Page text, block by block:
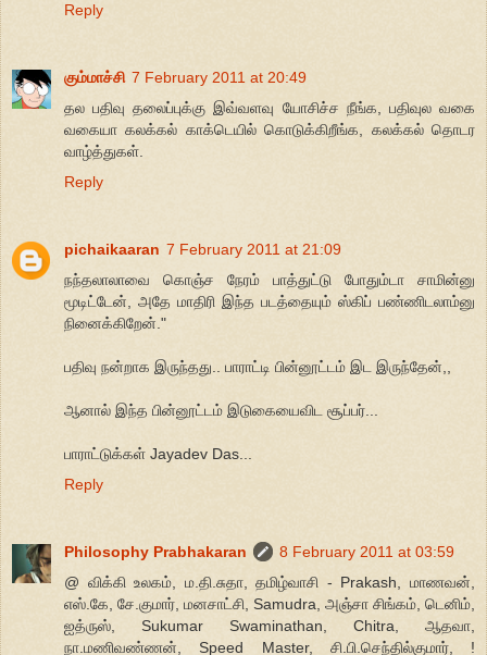
Reply
கும்மாச்சி 7 February 2011 at 20:49
தல பதிவு தலைப்புக்கு இவ்வளவு யோசிச்ச நீங்க, பதிவுல வகை
வகையா கலக்கல் காக்டெயில் கொடுக்கிறீங்க, கலக்கல் தொடர
வாழ்த்துகள்.
Reply
pichaikaaran 7 February 2011 at 21:09
நந்தலாலாவை கொஞ்ச நேரம் பாத்துட்டு போதும்டா சாமின்னு
மூடிட்டேன், அதே மாதிரி இந்த படத்தையும் ஸ்கிப் பண்ணிடலாம்னு
நினைக்கிறேன்."
பதிவு நன்றாக இருந்தது.. பாராட்டி பின்னூட்டம் இட இருந்தேன்,,
ஆனால் இந்த பின்னூட்டம் இடுகையைவிட சூப்பர்...
பாராட்டுக்கள் Jayadev Das...
Reply
Philosophy Prabhakaran
8 February 2011 at 03:59
@ விக்கி உலகம், ம.தி.சுதா, தமிழ்வாசி - Prakash, மாணவன்,
எஸ்.கே, சே.குமார், மனசாட்சி, Samudra, அஞ்சா சிங்கம், டெனிம்,
ஐத்ருஸ், Sukumar Swaminathan, Chitra, ஆதவா,
நா.மணிவண்ணன், Speed Master, சி.பி.செந்தில்குமார், !